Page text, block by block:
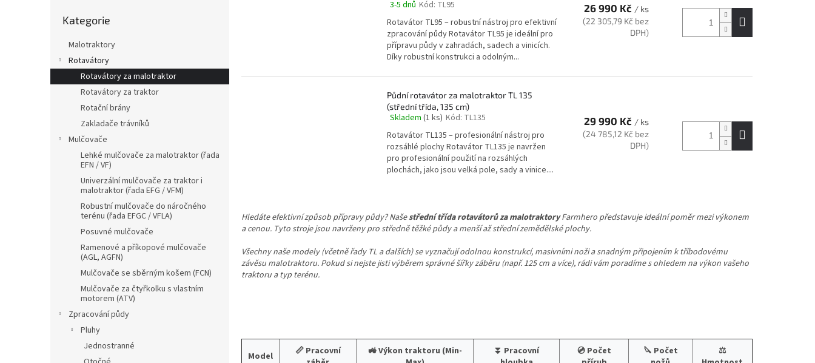
kategorie
Kategorie
Malotraktory
Rotavátory
Rotavátory za malotraktor
Rotavátory za traktor
Rotační brány
Zakladače trávníků
Mulčovače
Lehké mulčovače za malotraktor (řada
EFN / VF)
Univerzální mulčovače za traktor i
malotraktor (řada EFG / VFM)
Robustní mulčovače do náročného
terénu (řada EFGC / VFLA)
Posuvné mulčovače
Ramenové a příkopové mulčovače
(AGL, AGFN)
Mulčovače se sběrným košem (FCN)
Mulčovače za čtyřkolku s vlastním
motorem (ATV)
Zpracování půdy
Pluhy
Jednostranné
Průměrné
hodnocení
produktu
je
5,0
5
3-5 dnů Kód: TL95
Rotavátor TL95 – robustní nástroj pro efektivní
zpracování půdy Rotavátor TL95 je ideální pro
přípravu půdy v zahradách, sadech a vinicích.
Díky robustní konstrukci a odolným...
26 990 Kč / ks
(22 305,79 Kč bez
DPH)
Půdní rotavátor za malotraktor TL 135
(střední třída, 135 cm)
Průměrné
hodnocení
produktu
je
5,0
z
Skladem (1 ks) Kód: TL135
Rotavátor TL135 – profesionální nástroj pro
rozsáhlé plochy Rotavátor TL135 je navržen
pro profesionální použití na rozsáhlých
plochách, jako jsou velká pole, sady a vinice....
29 990 Kč / ks
(24 785,12 Kč bez
DPH)
v
l
á
a
c
y
v
Hledáte efektivní způsob přípravy půdy? Našestřední třída rotavátorů za malotraktoryFarmhero představuje ideální poměr mezi výkonem
a cenou. Tyto stroje jsou navrženy pro středně těžké půdy a menší až střední zemědělské plochy.
Všechny naše modely (včetně řady TL a dalších) se vyznačují odolnou konstrukcí, masivními noži a snadným připojením k tříbodovému
závěsu malotraktoru. Pokud si nejste jisti výběrem správné šířky záběru (např. 125 cm a více), rádi vám poradíme s ohledem na výkon vašeho
traktoru a typ terénu.
Model
📏 Pracovní
🚜 Výkon traktoru (Min-
⏬ Pracovní
💿 Počet
🔪 Počet
⚖️